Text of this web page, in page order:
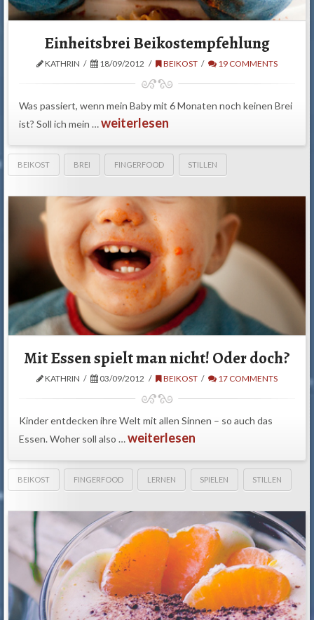
Einheitsbrei Beikostempfehlung
KATHRIN 18/09/2012 BEIKOST 19 COMMENTS
Was passiert, wenn mein Baby mit 6 Monaten noch keinen Brei
ist? Soll ich mein …weiterlesen
BEIKOST BREI FINGERFOOD STILLEN
Mit Essen spielt man nicht! Oder doch?
KATHRIN 03/09/2012 BEIKOST 17 COMMENTS
Kinder entdecken ihre Welt mit allen Sinnen – so auch das
Essen. Woher soll also …weiterlesen
BEIKOST FINGERFOOD LERNEN SPIELEN STILLEN